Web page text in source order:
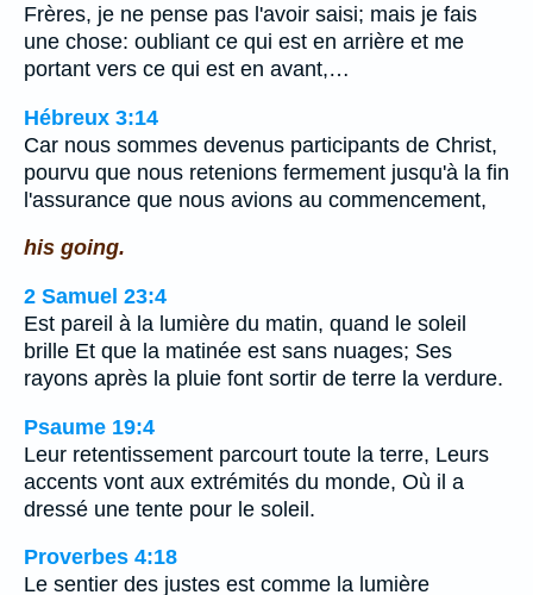
Frères, je ne pense pas l'avoir saisi; mais je fais
une chose: oubliant ce qui est en arrière et me
portant vers ce qui est en avant,…
Hébreux 3:14
Car nous sommes devenus participants de Christ,
pourvu que nous retenions fermement jusqu'à la fin
l'assurance que nous avions au commencement,
his going.
2 Samuel 23:4
Est pareil à la lumière du matin, quand le soleil
brille Et que la matinée est sans nuages; Ses
rayons après la pluie font sortir de terre la verdure.
Psaume 19:4
Leur retentissement parcourt toute la terre, Leurs
accents vont aux extrémités du monde, Où il a
dressé une tente pour le soleil.
Proverbes 4:18
Le sentier des justes est comme la lumière